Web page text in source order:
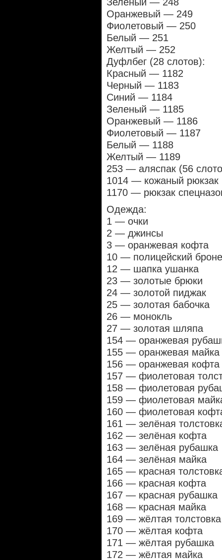
Оранжевый — 249
Фиолетовый — 250
Белый — 251
Желтый — 252
Дуфлбег (28 слотов):
Красный — 1182
Черный — 1183
Синий — 1184
Зеленый — 1185
Оранжевый — 1186
Фиолетовый — 1187
Белый — 1188
Желтый — 1189
253 — аляспак (56
1014 — кожаный рюкзак
1170 — рюкзак
Одежда:
1 — очки
2 — джинсы
3 — оранжевая кофта
10 — полицейский
12 — шапка ушанка
23 — золотые брюки
24 — золотой пиджак
25 — золотая бабочка
26 — монокль
27 — золотая шляпа
154 — оранжевая
155 — оранжевая майка
156 — оранжевая кофта
157 — фиолетовая
158 — фиолетовая
159 — фиолетовая
160 — фиолетовая
161 — зелёная
162 — зелёная кофта
163 — зелёная рубашка
164 — зелёная майка
165 — красная
166 — красная кофта
167 — красная рубашка
168 — красная майка
169 — жёлтая толстовка
170 — жёлтая кофта
171 — жёлтая рубашка
172 — жёлтая майка